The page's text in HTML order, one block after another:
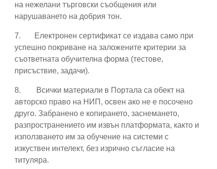
на нежелани търговски съобщения или
нарушаването на добрия тон.
7.
Електронен сертификат се издава само при
успешно покриване на заложените критерии за
съответната обучителна форма (тестове,
присъствие, задачи).
8.
Всички материали в Портала са обект на
авторско право на НИП, освен ако не е посочено
друго. Забранено е копирането, заснемането,
разпространението им извън платформата, както и
използването им за обучение на системи с
изкуствен интелект, без изрично съгласие на
титуляра.